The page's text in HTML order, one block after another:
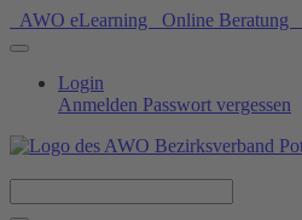
AWO eLearning Online Beratung
Login
Anmelden Passwort vergessen